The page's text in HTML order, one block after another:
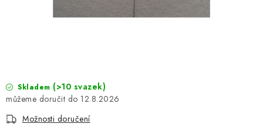
Moje objednávka
Skladem (>10 svazek)
12.8.2026
Možnosti doručení